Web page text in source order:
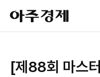
아
주
경
[제88회 마스